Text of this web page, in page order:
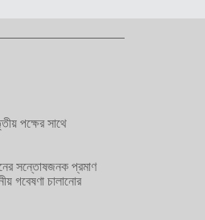
পক্ষের সাথে
সন্তোষজনক প্রমাণ
গবেষণা চালানোর